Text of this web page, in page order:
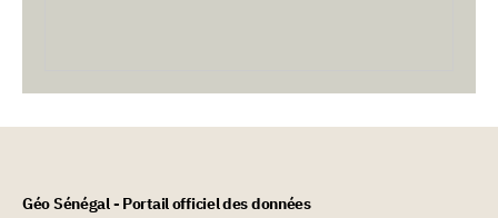
Géo Sénégal - Portail officiel des données